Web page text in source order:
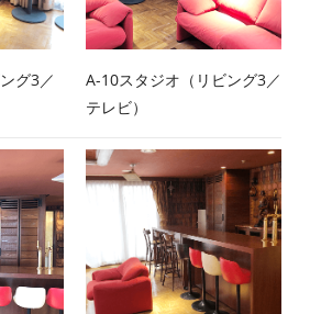
グ3／
A-10スタジオ（リビング3／
テレビ）